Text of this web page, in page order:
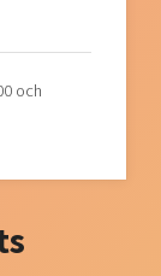
och